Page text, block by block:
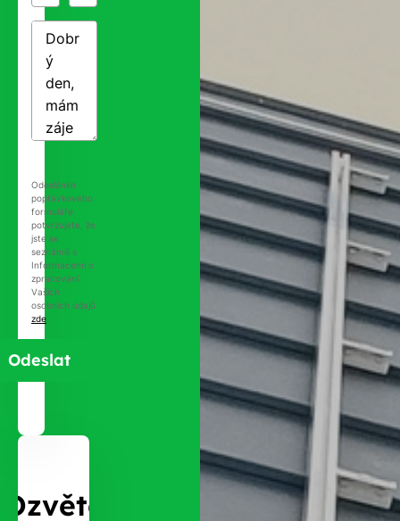
Ozvěte
Odesláním
poptávkového
formuláře
potvrzujete, že
jste se
seznámili s
Informacemi o
zpracování
Vašich
osobních údajů
zde